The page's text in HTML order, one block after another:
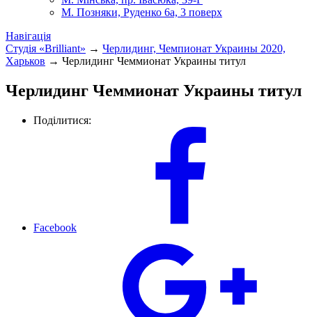
М. Позняки, Руденко 6а, 3 поверх
Навігація
Студія «Brilliant» → Черлидинг, Чемпионат Украины 2020,
Харьков → Черлидинг Чеммионат Украины титул
Черлидинг Чеммионат Украины титул
Поділитися:
Facebook